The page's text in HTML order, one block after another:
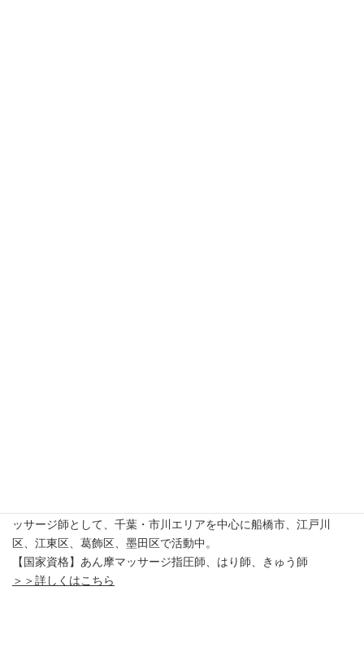
ッサージ師として、千葉・市川エリアを中心に船橋市、江戸川
区、江東区、葛飾区、墨田区で活動中。
【国家資格】あん摩マッサージ指圧師、はり師、きゅう師
＞＞詳しくはこちら